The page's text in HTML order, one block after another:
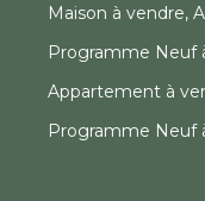
Maison à vendre,
Programme Neuf
Appartement à
Programme Neuf